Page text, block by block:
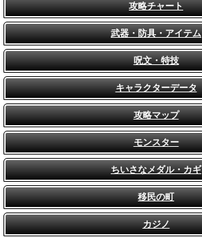
攻略チャート
武器・防具・アイテム
呪文・特技
キャラクターデータ
攻略マップ
モンスター
ちいさなメダル・カギ
移民の町
カジノ